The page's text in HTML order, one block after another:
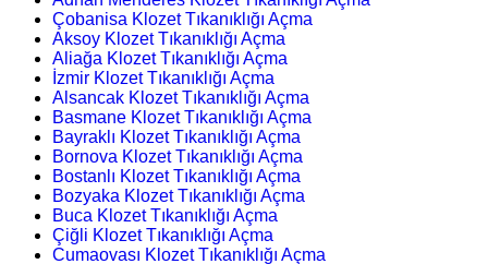
Çobanisa Klozet Tıkanıklığı Açma
Aksoy Klozet Tıkanıklığı Açma
Aliağa Klozet Tıkanıklığı Açma
İzmir Klozet Tıkanıklığı Açma
Alsancak Klozet Tıkanıklığı Açma
Basmane Klozet Tıkanıklığı Açma
Bayraklı Klozet Tıkanıklığı Açma
Bornova Klozet Tıkanıklığı Açma
Bostanlı Klozet Tıkanıklığı Açma
Bozyaka Klozet Tıkanıklığı Açma
Buca Klozet Tıkanıklığı Açma
Çiğli Klozet Tıkanıklığı Açma
Cumaovası Klozet Tıkanıklığı Açma